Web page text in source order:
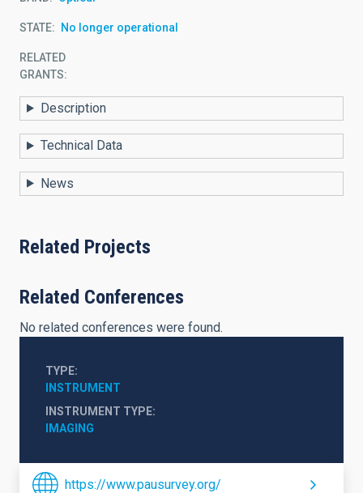
STATE No longer operational
RELATED
GRANTS:
Description
Technical Data
News
Related Projects
Related Conferences
No related conferences were found.
TYPE
INSTRUMENT
INSTRUMENT TYPE
IMAGING
https://www.pausurvey.org/